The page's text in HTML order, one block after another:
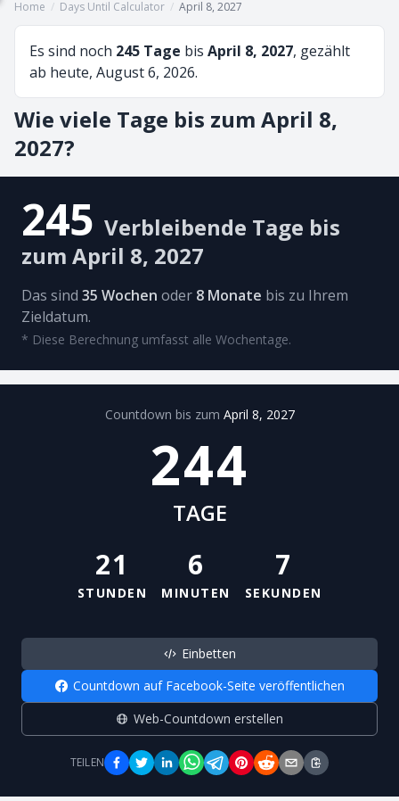
Home / Days Until Calculator / April 8, 2027
Es sind noch 245 Tage bis April 8, 2027, gezählt
ab heute, August 6, 2026.
Wie viele Tage bis zum April 8,
2027?
245 Verbleibende Tage bis
zum April 8, 2027
Das sind 35 Wochen oder 8 Monate bis zu Ihrem
Zieldatum.
* Diese Berechnung umfasst alle Wochentage.
Countdown bis zum April 8, 2027
244
TAGE
21
STUNDEN
6
MINUTEN
7
SEKUNDEN
Einbetten
Countdown auf Facebook-Seite veröffentlichen
Web-Countdown erstellen
TEILEN